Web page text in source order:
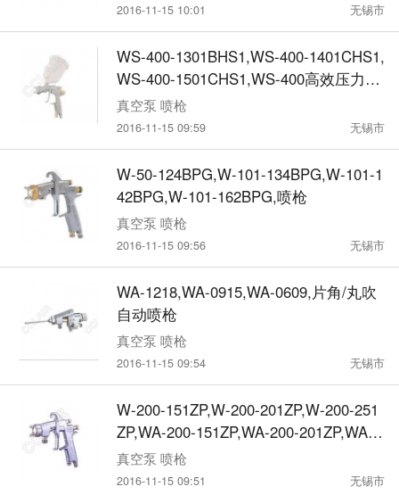
2016-11-15 10:01 无锡市
WS-400-1301BHS1,WS-400-1401CHS1,
WS-400-1501CHS1,WS-400高效压力输
送（HD）型喷枪
真空泵 喷枪
2016-11-15 09:59 无锡市
W-50-124BPG,W-101-134BPG,W-101-1
42BPG,W-101-162BPG,喷枪
真空泵 喷枪
2016-11-15 09:56 无锡市
WA-1218,WA-0915,WA-0609,片角/丸吹
自动喷枪
真空泵 喷枪
2016-11-15 09:54 无锡市
W-200-151ZP,W-200-201ZP,W-200-251
ZP,WA-200-151ZP,WA-200-201ZP,WA-2
00-251ZP,简易，陶瓷自动喷枪
真空泵 喷枪
2016-11-15 09:51 无锡市